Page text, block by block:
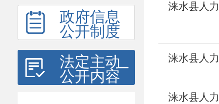
政府信息
公开制度
法定主动
公开内容
涞水县人
涞水县人
涞水县人